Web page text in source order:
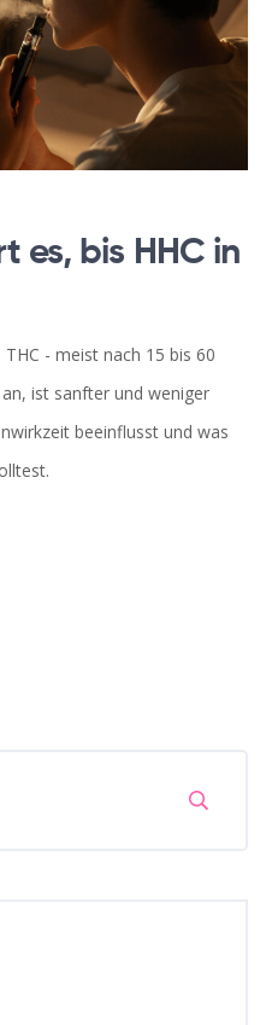
es, bis HHC in
- meist nach 15 bis 60
ist sanfter und weniger
beeinflusst und was